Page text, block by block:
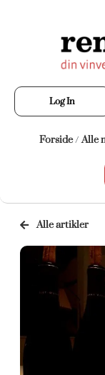
Log In
Forside/Alle
Alle artikler